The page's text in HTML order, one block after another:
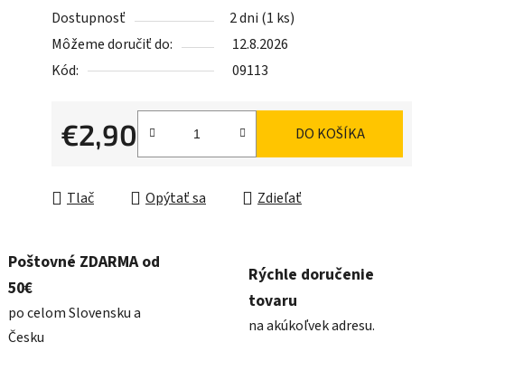
z
5
hviezdičiek.
Dostupnosť 2 dni (1 ks)
Môžeme doručiť do:
12.8.2026
Kód:
09113
€2,90
Jednotková cena:
DO KOŠÍKA
Tlač Opýtať sa Zdieľať
Poštovné ZDARMA od
50€
po celom Slovensku a
Česku
Rýchle doručenie
tovaru
na akúkoľvek adresu.